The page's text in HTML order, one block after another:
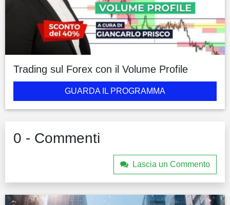
Trading sul Forex con il Volume Profile
GUARDA IL PROGRAMMA
0 - Commenti
Lascia un Commento